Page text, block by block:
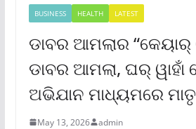
BUSINESS HEALTH LATEST
ଡାବର ଆମଲାର “କେୟାର୍
ଡାବର ଆମଲା, ଘର୍ ୱାହାଁ
ଅଭିଯାନ ମାଧ୍ୟମରେ
May 13, 2026 admin